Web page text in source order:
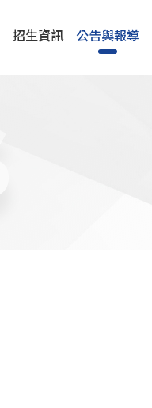
招生資訊 公告與報導